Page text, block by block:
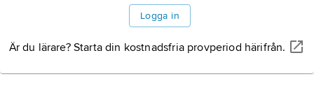
Logga in
Är du lärare? Starta din kostnadsfria provperiod härifrån.